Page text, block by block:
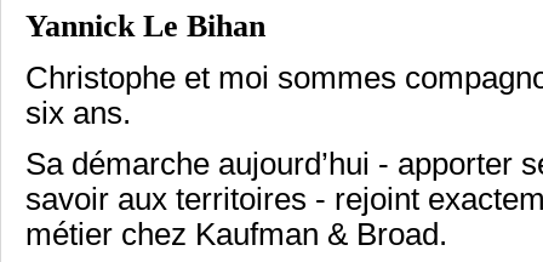
Yannick Le Bihan
Christophe et moi sommes
six ans.
Sa démarche aujourd’hui - apporter
savoir aux territoires - rejoint
métier chez Kaufman & Broad.